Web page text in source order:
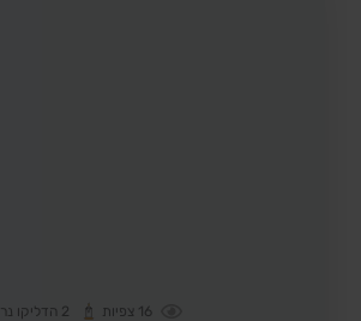
16 צפיות 2 הדליקו נר